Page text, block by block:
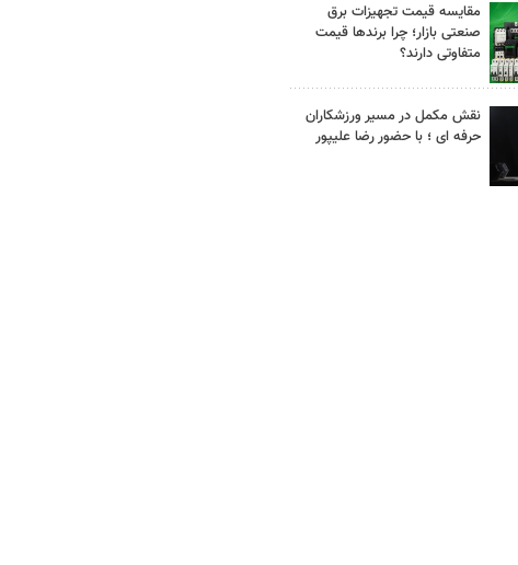
مقایسه قیمت تجهیزات برق
صنعتی بازار؛ چرا برندها قیمت
متفاوتی دارند؟
نقش مکمل در مسیر ورزشکاران
حرفه ای ؛ با حضور رضا علیپور